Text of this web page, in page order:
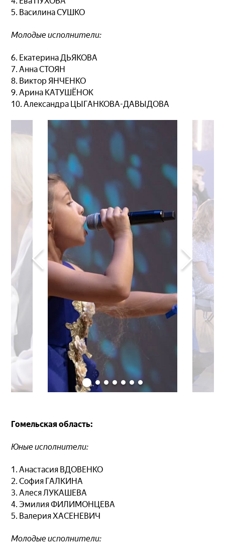
5. Василина СУШКО
Молодые исполнители:
6. Екатерина ДЬЯКОВА
7. Анна СТОЯН
8. Виктор ЯНЧЕНКО
9. Арина КАТУШЁНОК
10. Александра ЦЫГАНКОВА-ДАВЫДОВА
Гомельская область:
Юные исполнители:
1. Анастасия ВДОВЕНКО
2. София ГАЛКИНА
3. Алеся ЛУКАШЕВА
4. Эмилия ФИЛИМОНЦЕВА
5. Валерия ХАСЕНЕВИЧ
Молодые исполнители: